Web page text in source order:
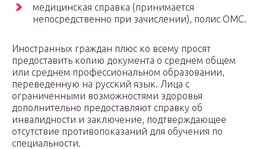
медицинская справка (принимается
непосредственно при зачислении), полис ОМС.
Иностранных граждан плюс ко всему просят
предоставить копию документа о среднем общем
или среднем профессиональном образовании,
переведенную на русский язык. Лица с
ограниченными возможностями здоровья
дополнительно предоставляют справку об
инвалидности и заключение, подтверждающее
отсутствие противопоказаний для обучения по
специальности.